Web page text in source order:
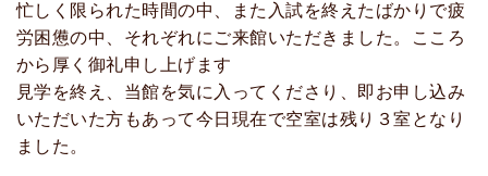
忙しく限られた時間の中、また入試を終えたばかりで疲
労困憊の中、それぞれにご来館いただきました。こころ
から厚く御礼申し上げます
見学を終え、当館を気に入ってくださり、即お申し込み
いただいた方もあって今日現在で空室は残り３室となり
ました。